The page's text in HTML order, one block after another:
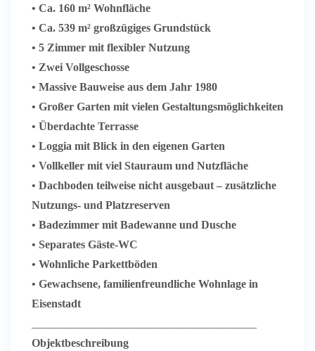
• Ca. 160 m² Wohnfläche
• Ca. 539 m² großzügiges Grundstück
• 5 Zimmer mit flexibler Nutzung
• Zwei Vollgeschosse
• Massive Bauweise aus dem Jahr 1980
• Großer Garten mit vielen Gestaltungsmöglichkeiten
• Überdachte Terrasse
• Loggia mit Blick in den eigenen Garten
• Vollkeller mit viel Stauraum und Nutzfläche
• Dachboden teilweise nicht ausgebaut – zusätzliche
Nutzungs- und Platzreserven
• Badezimmer mit Badewanne und Dusche
• Separates Gäste-WC
• Wohnliche Parkettböden
• Gewachsene, familienfreundliche Wohnlage in
Eisenstadt
Objektbeschreibung